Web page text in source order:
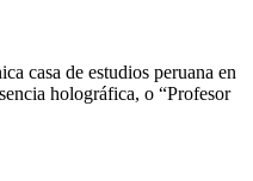
casa de estudios peruana en
holográfica, o “Profesor